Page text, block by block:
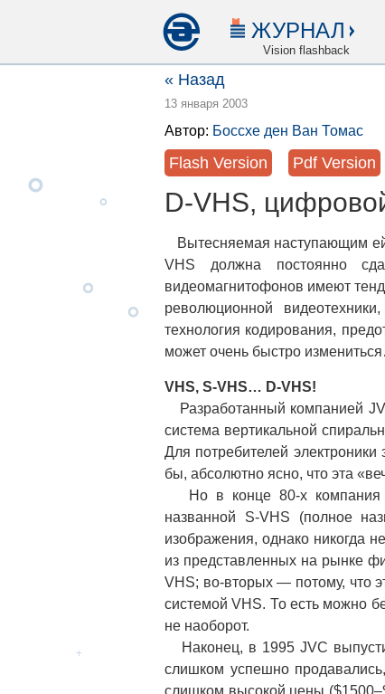
ЖУРНАЛ
Vision flashback
« Назад
13 января 2003
Автор: Боссхе ден Ван Томас
Flash Version Pdf Version
D-VHS,
Вытесняемая наступающим
VHS должна постоянно
видеомагнитофонов имеют
революционной
технология кодирования,
может очень быстро
VHS, S-VHS… D-VHS!
Разработанный компанией
система вертикальной
Для потребителей
бы, абсолютно ясно, что эта
Но в конце 80-х компания
названной S-VHS (полное
изображения, однако никогда
из представленных на рынке
VHS; во-вторых — потому, что
системой VHS. То есть можно
не наоборот.
Наконец, в 1995 JVC
слишком успешно
слишком высокой цены